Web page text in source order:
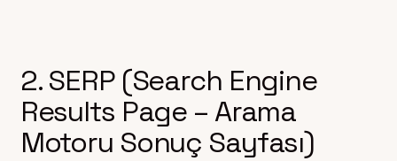
2. SERP (Search Engine
Results Page – Arama
Motoru Sonuç Sayfası)